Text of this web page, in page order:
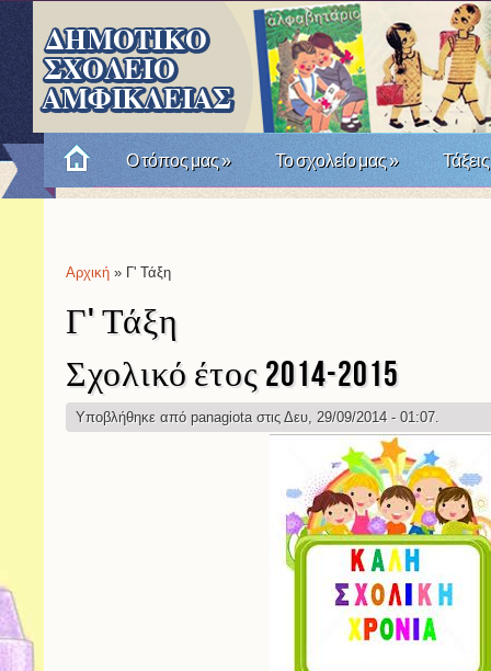
Ο τόπος μας» Το σχολείο μας» Τάξεις
Είστε εδώ
Αρχική » Γ' Τάξη
Γ' Τάξη
Σχολικό έτος 2014-2015
Υποβλήθηκε από panagiotaστις Δευ, 29/09/2014 - 01:07.